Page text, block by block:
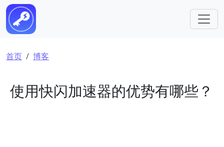
跳转到主要内容
面包屑
首页 博客
使用快闪加速器的优势有哪些？